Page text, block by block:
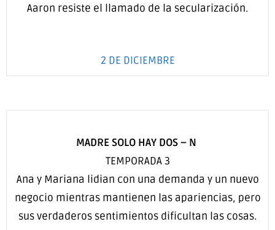
Aaron resiste el llamado de la secularización.
2 DE DICIEMBRE
MADRE SOLO HAY DOS – N
TEMPORADA 3
Ana y Mariana lidian con una demanda y un nuevo
negocio mientras mantienen las apariencias, pero
sus verdaderos sentimientos dificultan las cosas.